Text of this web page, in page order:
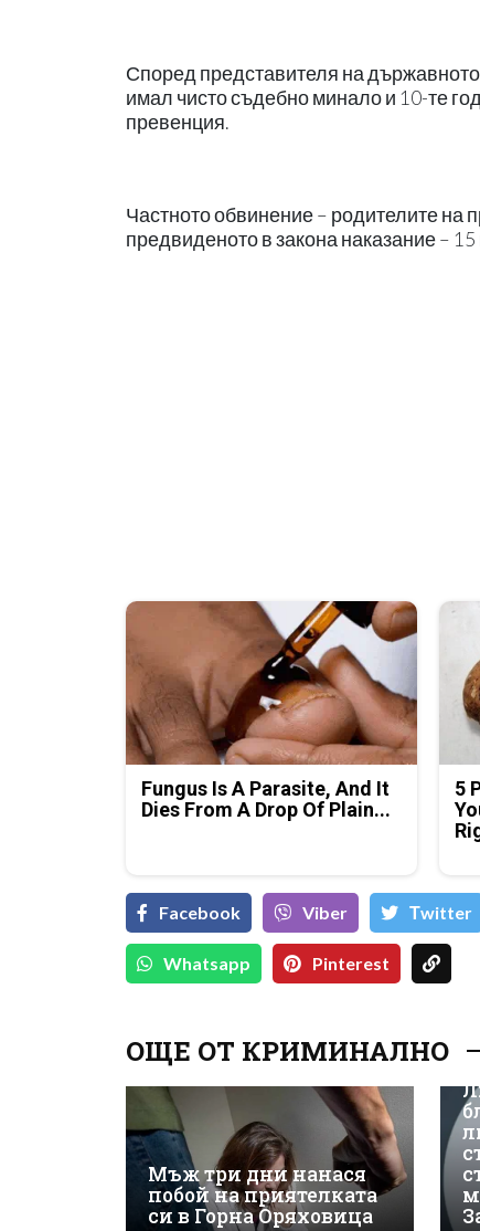
Според представителя на
имал чисто съдебно минало и 10-те
превенция.
Частното обвинение – родителите на
предвиденото в закона наказание –
Fungus Is A Parasite, And It
Dies From A Drop Of Plain...
5
Facebook Viber Тwitter
Whatsapp Pinterest
ОЩЕ ОТ КРИМИНАЛНО
Мъж три дни нанася
побой на приятелката
си в Горна Оряховица